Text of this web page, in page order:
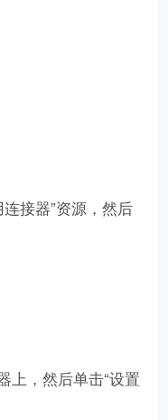
接器”资源，然后
上，然后单击“设置